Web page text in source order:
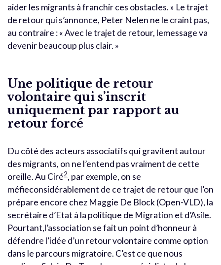
aider les migrants à franchir ces obstacles. » Le trajet
de retour qui s’annonce, Peter Nelen ne le craint pas,
au contraire : « Avec le trajet de retour, lemessage va
devenir beaucoup plus clair. »
Une politique de retour
volontaire qui s’inscrit
uniquement par rapport au
retour forcé
Du côté des acteurs associatifs qui gravitent autour
des migrants, on ne l’entend pas vraiment de cette
oreille. Au Ciré2, par exemple, on se
méfieconsidérablement de ce trajet de retour que l’on
prépare encore chez Maggie De Block (Open-VLD), la
secrétaire d’Etat à la politique de Migration et d’Asile.
Pourtant,l’association se fait un point d’honneur à
défendre l’idée d’un retour volontaire comme option
dans le parcours migratoire. C’est ce que nous